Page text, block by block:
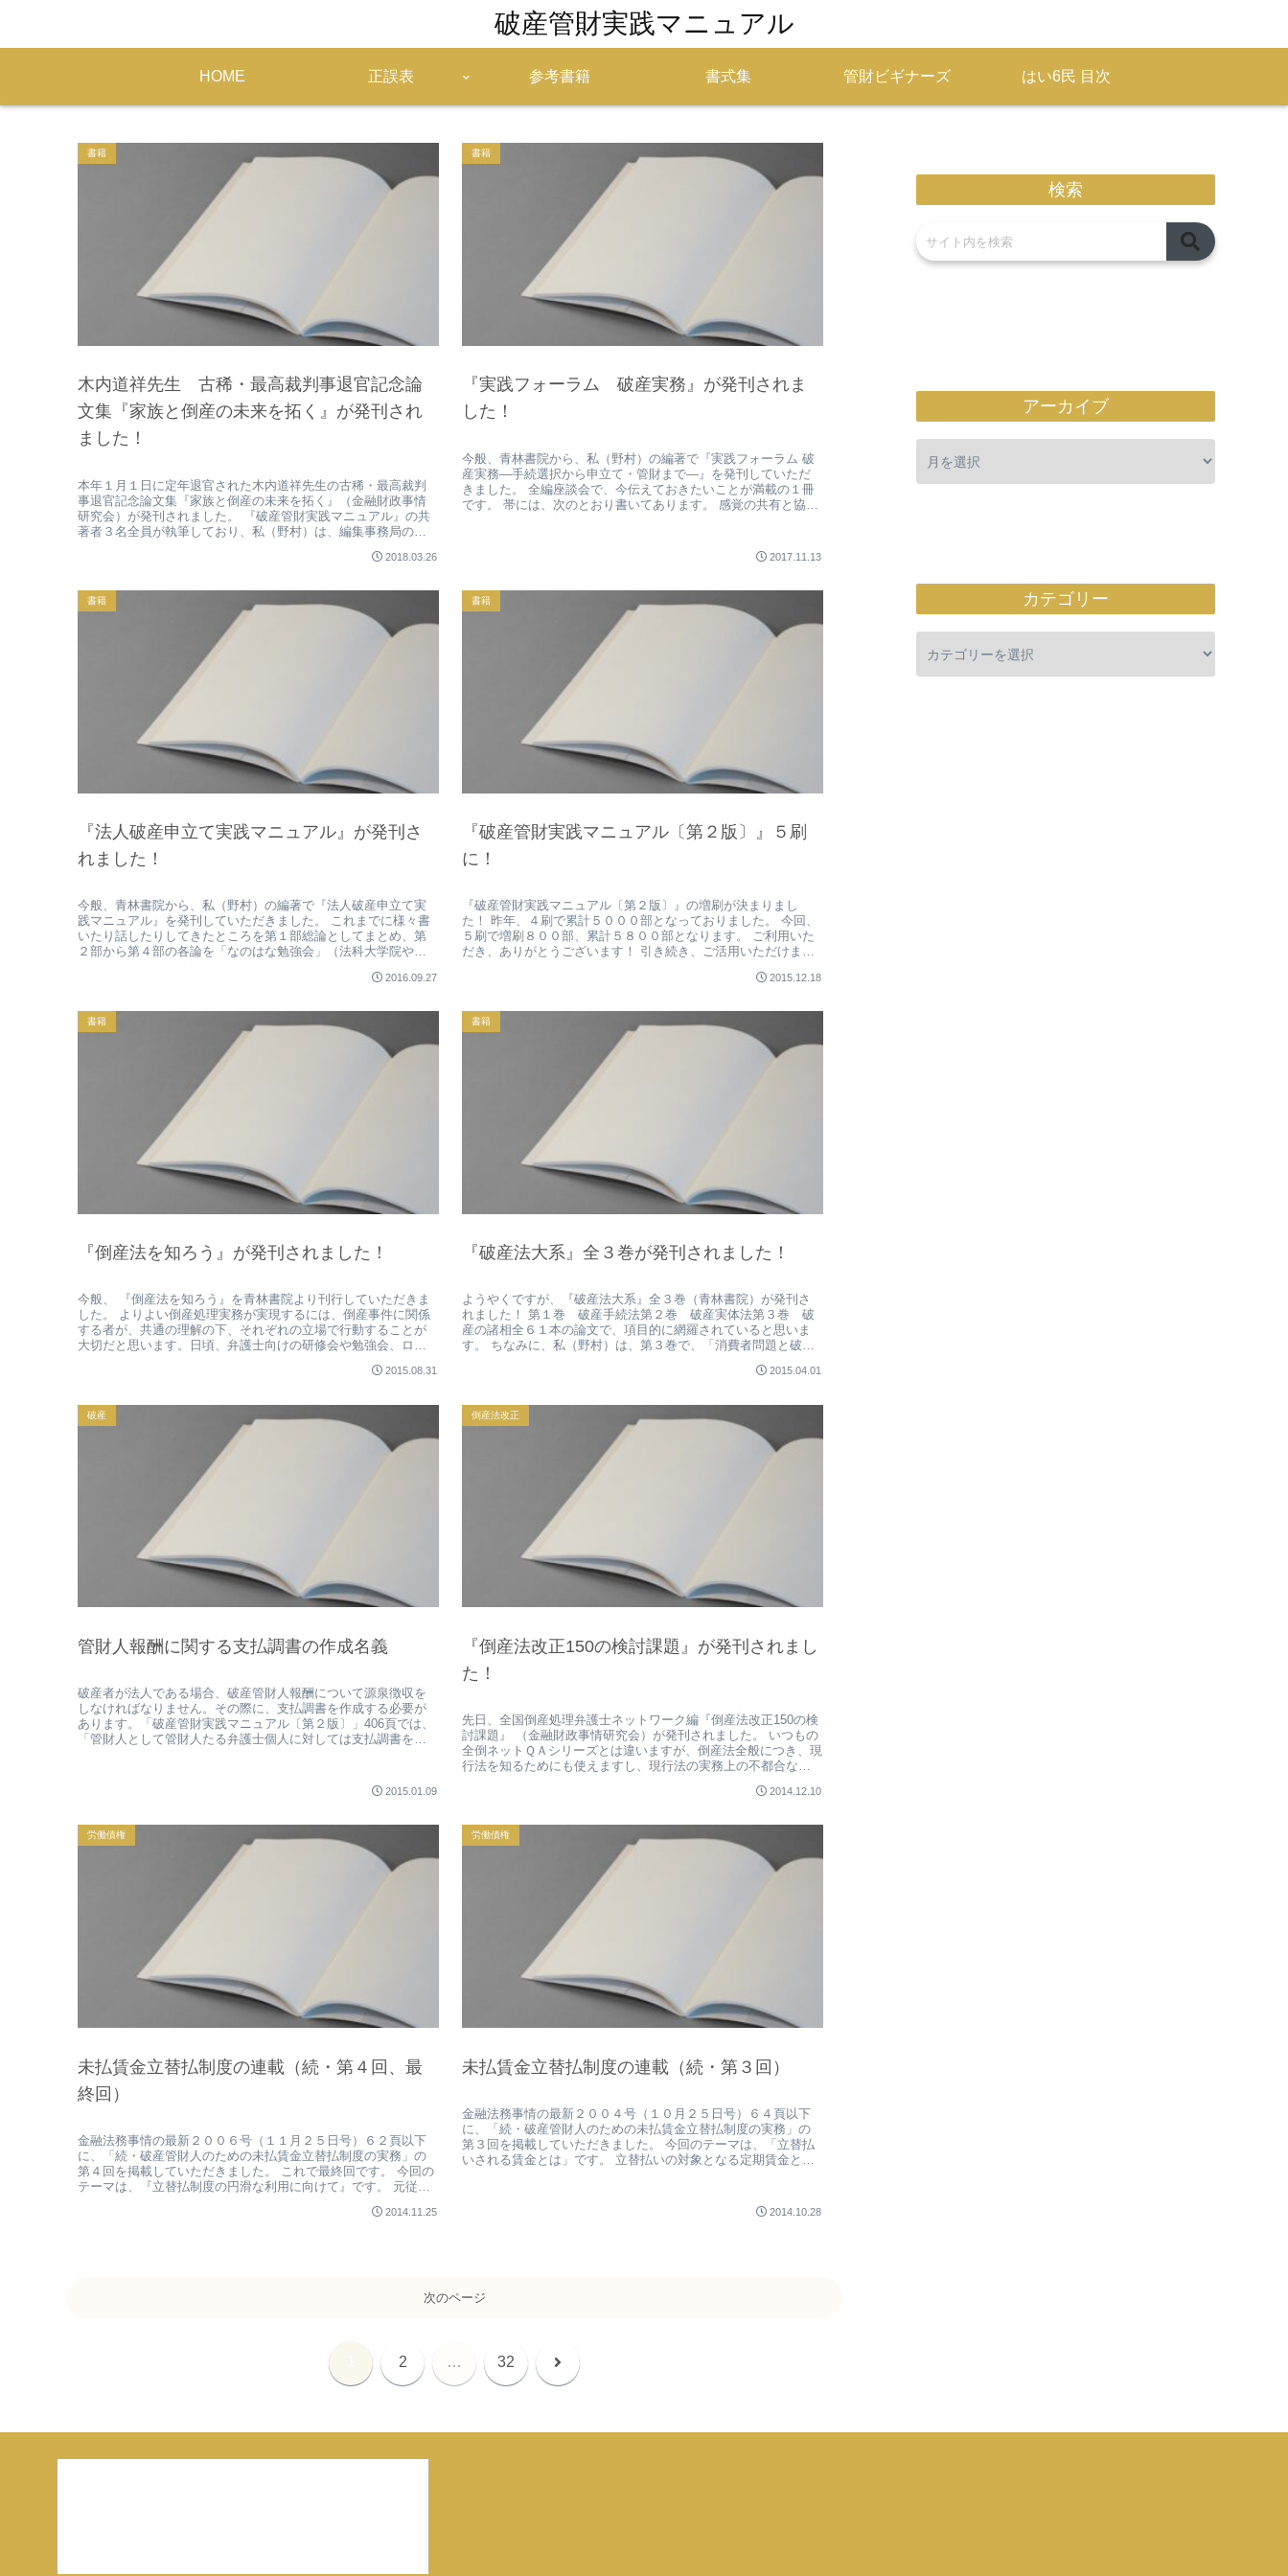
破産管財実践マニュアル
HOME 正誤表 参考書籍 書式集 管財ビギナーズ はい6民 目次
書籍
木内道祥先生 古稀・最高裁判事退官記念論
文集『家族と倒産の未来を拓く』が発刊され
ました！
本年１月１日に定年退官された木内道祥先生の古稀・最高裁判
事退官記念論文集『家族と倒産の未来を拓く』（金融財政事情
研究会）が発刊されました。 『破産管財実践マニュアル』の共
著者３名全員が執筆しており、私（野村）は、編集事務局の末
2018.03.26
書籍
『実践フォーラム 破産実務』が発刊されま
した！
今般、青林書院から、私（野村）の編著で『実践フォーラム 破
産実務—手続選択から申立て・管財まで—』を発刊していただ
きました。 全編座談会で、今伝えておきたいことが満載の１冊
です。 帯には、次のとおり書いてあります。 感覚の共有と協
2017.11.13
書籍
『法人破産申立て実践マニュアル』が発刊さ
れました！
今般、青林書院から、私（野村）の編著で『法人破産申立て実
践マニュアル』を発刊していただきました。 これまでに様々書
いたり話したりしてきたところを第１部総論としてまとめ、第
２部から第４部の各論を「なのはな勉強会」（法科大学院や司
2016.09.27
書籍
『破産管財実践マニュアル〔第２版〕』５刷
に！
『破産管財実践マニュアル〔第２版〕』の増刷が決まりまし
た！ 昨年、４刷で累計５０００部となっておりました。 今回、
５刷で増刷８００部、累計５８００部となります。 ご利用いた
だき、ありがとうございます！ 引き続き、ご活用いただけます
2015.12.18
書籍
『倒産法を知ろう』が発刊されました！
今般、 『倒産法を知ろう』を青林書院より刊行していただきま
した。 よりよい倒産処理実務が実現するには、倒産事件に関係
する者が、共通の理解の下、それぞれの立場で行動することが
大切だと思います。日頃、弁護士向けの研修会や勉強会、ロー
2015.08.31
書籍
『破産法大系』全３巻が発刊されました！
ようやくですが、『破産法大系』全３巻（青林書院）が発刊さ
れました！ 第１巻 破産手続法第２巻 破産実体法第３巻 破
産の諸相全６１本の論文で、項目的に網羅されていると思いま
す。 ちなみに、私（野村）は、第３巻で、「消費者問題と破
2015.04.01
破産
管財人報酬に関する支払調書の作成名義
破産者が法人である場合、破産管財人報酬について源泉徴収を
しなければなりません。その際に、支払調書を作成する必要が
あります。「破産管財実践マニュアル〔第２版〕」406頁では、
「管財人として管財人たる弁護士個人に対しては支払調書を発
2015.01.09
倒産法改正
『倒産法改正150の検討課題』が発刊されまし
た！
先日、全国倒産処理弁護士ネットワーク編『倒産法改正150の検
討課題』 （金融財政事情研究会）が発刊されました。 いつもの
全倒ネットＱＡシリーズとは違いますが、倒産法全般につき、現
行法を知るためにも使えますし、現行法の実務上の不都合な点
2014.12.10
労働債権
未払賃金立替払制度の連載（続・第４回、最
終回）
金融法務事情の最新２００６号（１１月２５日号）６２頁以下
に、「続・破産管財人のための未払賃金立替払制度の実務」の
第４回を掲載していただきました。 これで最終回です。 今回の
テーマは、『立替払制度の円滑な利用に向けて』です。 元従業
2014.11.25
労働債権
未払賃金立替払制度の連載（続・第３回）
金融法務事情の最新２００４号（１０月２５日号）６４頁以下
に、「続・破産管財人のための未払賃金立替払制度の実務」の
第３回を掲載していただきました。 今回のテーマは、「立替払
いされる賃金とは」です。 立替払いの対象となる定期賃金と退
2014.10.28
次のページ
2 … 32 次
検索
アーカイブ
カテゴリー